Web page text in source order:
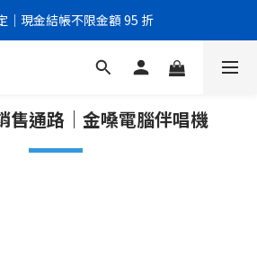
｜現金結帳不限金額 95 折
｜現金結帳不限金額 95 折
滿999元即享免運優惠！
售通路｜金嗓電腦伴唱機
▂▂▂